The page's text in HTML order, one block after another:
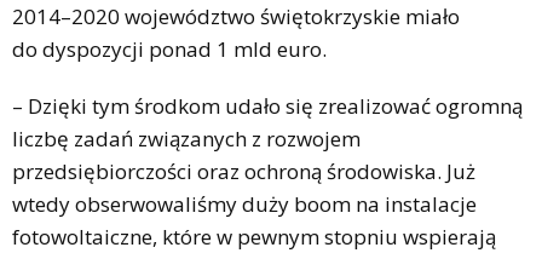
2014–2020 województwo świętokrzyskie miało
do dyspozycji ponad 1 mld euro.
– Dzięki tym środkom udało się zrealizować ogromną
liczbę zadań związanych z rozwojem
przedsiębiorczości oraz ochroną środowiska. Już
wtedy obserwowaliśmy duży boom na instalacje
fotowoltaiczne, które w pewnym stopniu wspierają